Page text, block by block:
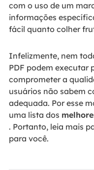
com o uso de um
informações
fácil quanto colher
Infelizmente, nem
PDF podem executar
comprometer a
usuários não sabem
adequada. Por esse
uma lista dos
. Portanto, leia mais
para você.